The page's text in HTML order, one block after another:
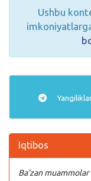
Ushbu
Iqtibos
Ba’zan